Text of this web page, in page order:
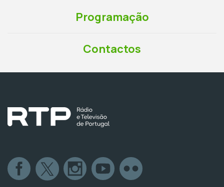
Programação
Contactos